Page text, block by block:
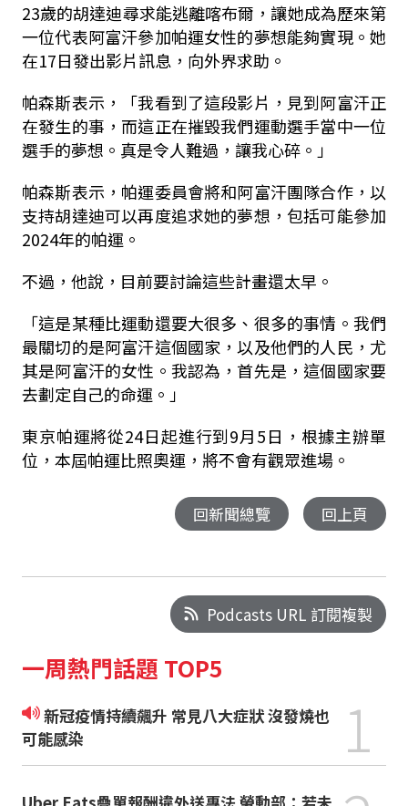
23歲的胡達迪尋求能逃離喀布爾，讓她成為歷來第
一位代表阿富汗參加帕運女性的夢想能夠實現。她
在17日發出影片訊息，向外界求助。
帕森斯表示，「我看到了這段影片，見到阿富汗正
在發生的事，而這正在摧毀我們運動選手當中一位
選手的夢想。真是令人難過，讓我心碎。」
帕森斯表示，帕運委員會將和阿富汗團隊合作，以
支持胡達迪可以再度追求她的夢想，包括可能參加
2024年的帕運。
不過，他說，目前要討論這些計畫還太早。
「這是某種比運動還要大很多、很多的事情。我們
最關切的是阿富汗這個國家，以及他們的人民，尤
其是阿富汗的女性。我認為，首先是，這個國家要
去劃定自己的命運。」
東京帕運將從24日起進行到9月5日，根據主辦單
位，本屆帕運比照奧運，將不會有觀眾進場。
回新聞總覽 回上頁
Podcasts URL 訂閱複製
一周熱門話題 TOP5
新冠疫情持續飆升 常見八大症狀 沒發燒也
可能感染
1